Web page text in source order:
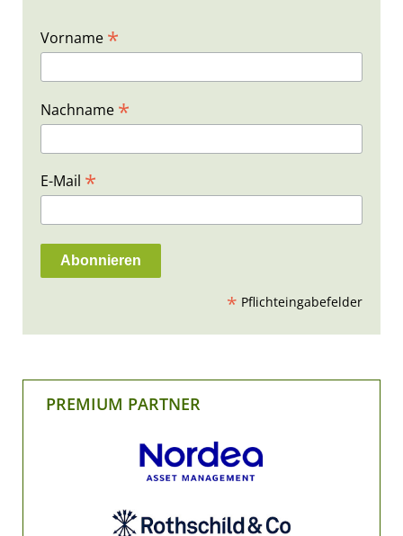
Vorname *
Nachname *
E-Mail *
* Pflichteingabefelder
PREMIUM PARTNER